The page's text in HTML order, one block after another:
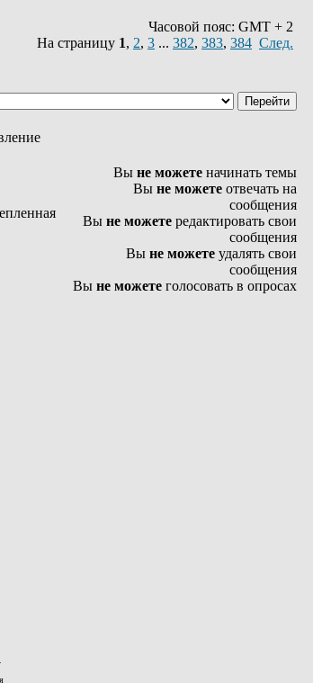
Часовой пояс: GMT + 2
На страницу 1, 2, 3 ... 382, 383, 384 След.
Вы не можете начинать темы
Вы не можете отвечать на
сообщения
Вы не можете редактировать свои
сообщения
Вы не можете удалять свои
сообщения
Вы не можете голосовать в опросах